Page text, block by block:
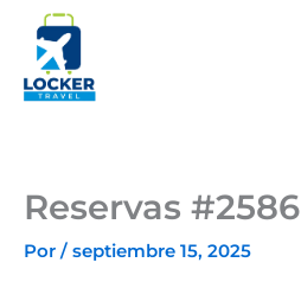
contenido
Reservas #2586
Por / septiembre 15, 2025